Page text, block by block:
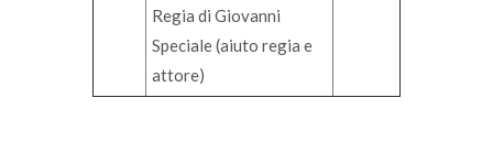
Regia di Giovanni
Speciale (aiuto regia e
attore)